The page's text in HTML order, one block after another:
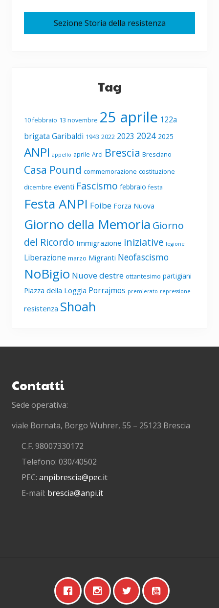
Sezione Storia della resistenza
Tag
10 febbraio 13 novembre 25 aprile 122a
brigata Garibaldi 1943 2022 2023 2024 2025
ANPI appello aprile Arci Brescia Bresciano
Casa Pound commemorazione costituzione
dicembre eventi Fascismo febbraio festa
Festa ANPI Foibe Forza Nuova
Giorno della Memoria Giorno
del Ricordo Immigrazione iniziative legione
Liberazione marzo Migranti Neofascismo
NoBigio Nuove destre ottantesimo partigiani
Piazza della Loggia Porrajmos premierato repressione
resistenza Shoah
Contatti
Sede operativa:
viale Bornata, Borgo Wuhrer, 55 – 25123 Brescia
C.F. 98007330172
Telefono: 030/40502
PEC: anpibrescia@pec.it
E-mail: brescia@anpi.it